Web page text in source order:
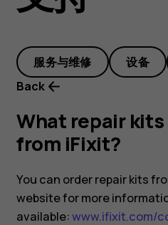
available
from
iFixit?
服务与维修 设备
Back
What repair
from iFixit?
You can order repair kits
website for more
available:www.ifixit.com/